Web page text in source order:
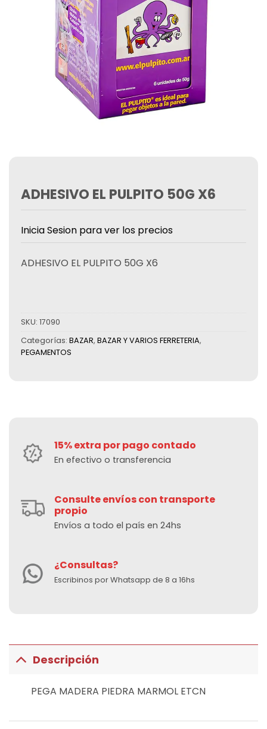
ADHESIVO EL PULPITO 50G X6
Inicia Sesion para ver los precios
ADHESIVO EL PULPITO 50G X6
SKU: 17090
Categorías: BAZAR, BAZAR Y VARIOS FERRETERIA,
PEGAMENTOS
15% extra por pago contado
En efectivo o transferencia
Consulte envíos con transporte
propio
Envíos a todo el país en 24hs
¿Consultas?
Escribinos por Whatsapp de 8 a 16hs
Descripción
PEGA MADERA PIEDRA MARMOL ETCN